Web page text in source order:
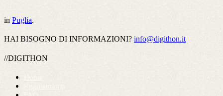
in Puglia.
HAI BISOGNO DI INFORMAZIONI? info@digithon.it
//DIGITHON